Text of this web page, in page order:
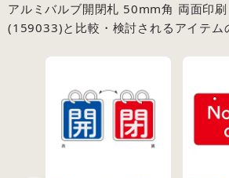
アルミバルブ開閉札 50mm角 両面印
(159033)と比較・検討されるアイテム